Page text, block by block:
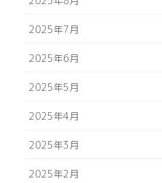
2025年7月
2025年6月
2025年5月
2025年4月
2025年3月
2025年2月